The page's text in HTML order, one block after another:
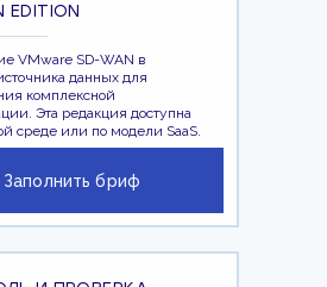
EDITION
VMware SD-WAN в
данных для
комплексной
Эта редакция доступна
среде или по модели SaaS.
Заполнить бриф